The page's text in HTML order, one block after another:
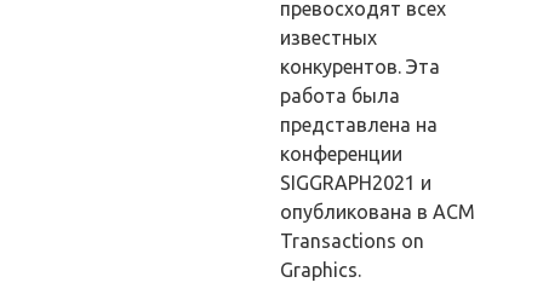
превосходят всех
известных
конкурентов. Эта
работа была
представлена на
конференции
SIGGRAPH2021 и
опубликована в ACM
Transactions on
Graphics.